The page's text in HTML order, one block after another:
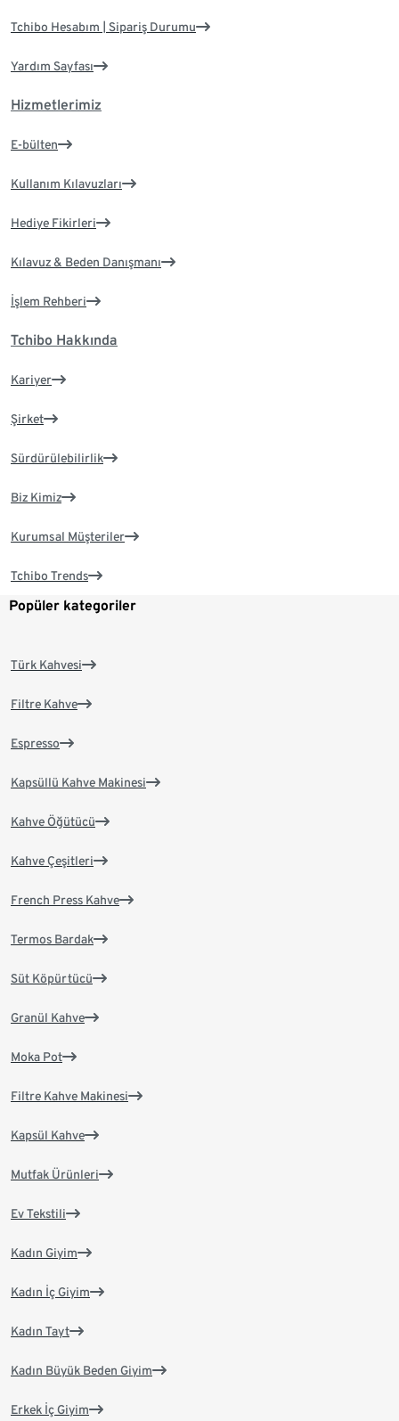
Tchibo Hesabım | Sipariş Durumu
Yardım Sayfası
Hizmetlerimiz
E-bülten
Kullanım Kılavuzları
Hediye Fikirleri
Kılavuz & Beden Danışmanı
İşlem Rehberi
Tchibo Hakkında
Kariyer
Şirket
Sürdürülebilirlik
Biz Kimiz
Kurumsal Müşteriler
Tchibo Trends
Popüler kategoriler
Türk Kahvesi
Filtre Kahve
Espresso
Kapsüllü Kahve Makinesi
Kahve Öğütücü
Kahve Çeşitleri
French Press Kahve
Termos Bardak
Süt Köpürtücü
Granül Kahve
Moka Pot
Filtre Kahve Makinesi
Kapsül Kahve
Mutfak Ürünleri
Ev Tekstili
Kadın Giyim
Kadın İç Giyim
Kadın Tayt
Kadın Büyük Beden Giyim
Erkek İç Giyim